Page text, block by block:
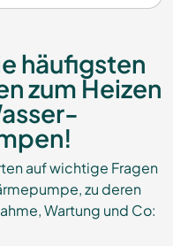
häufigsten
zum Heizen
auf wichtige Fragen
zu deren
Wartung und Co: